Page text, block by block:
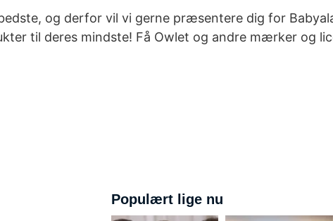
og derfor vil vi gerne præsentere dig for
til deres mindste! Få Owlet og andre mærker og
Populært lige nu